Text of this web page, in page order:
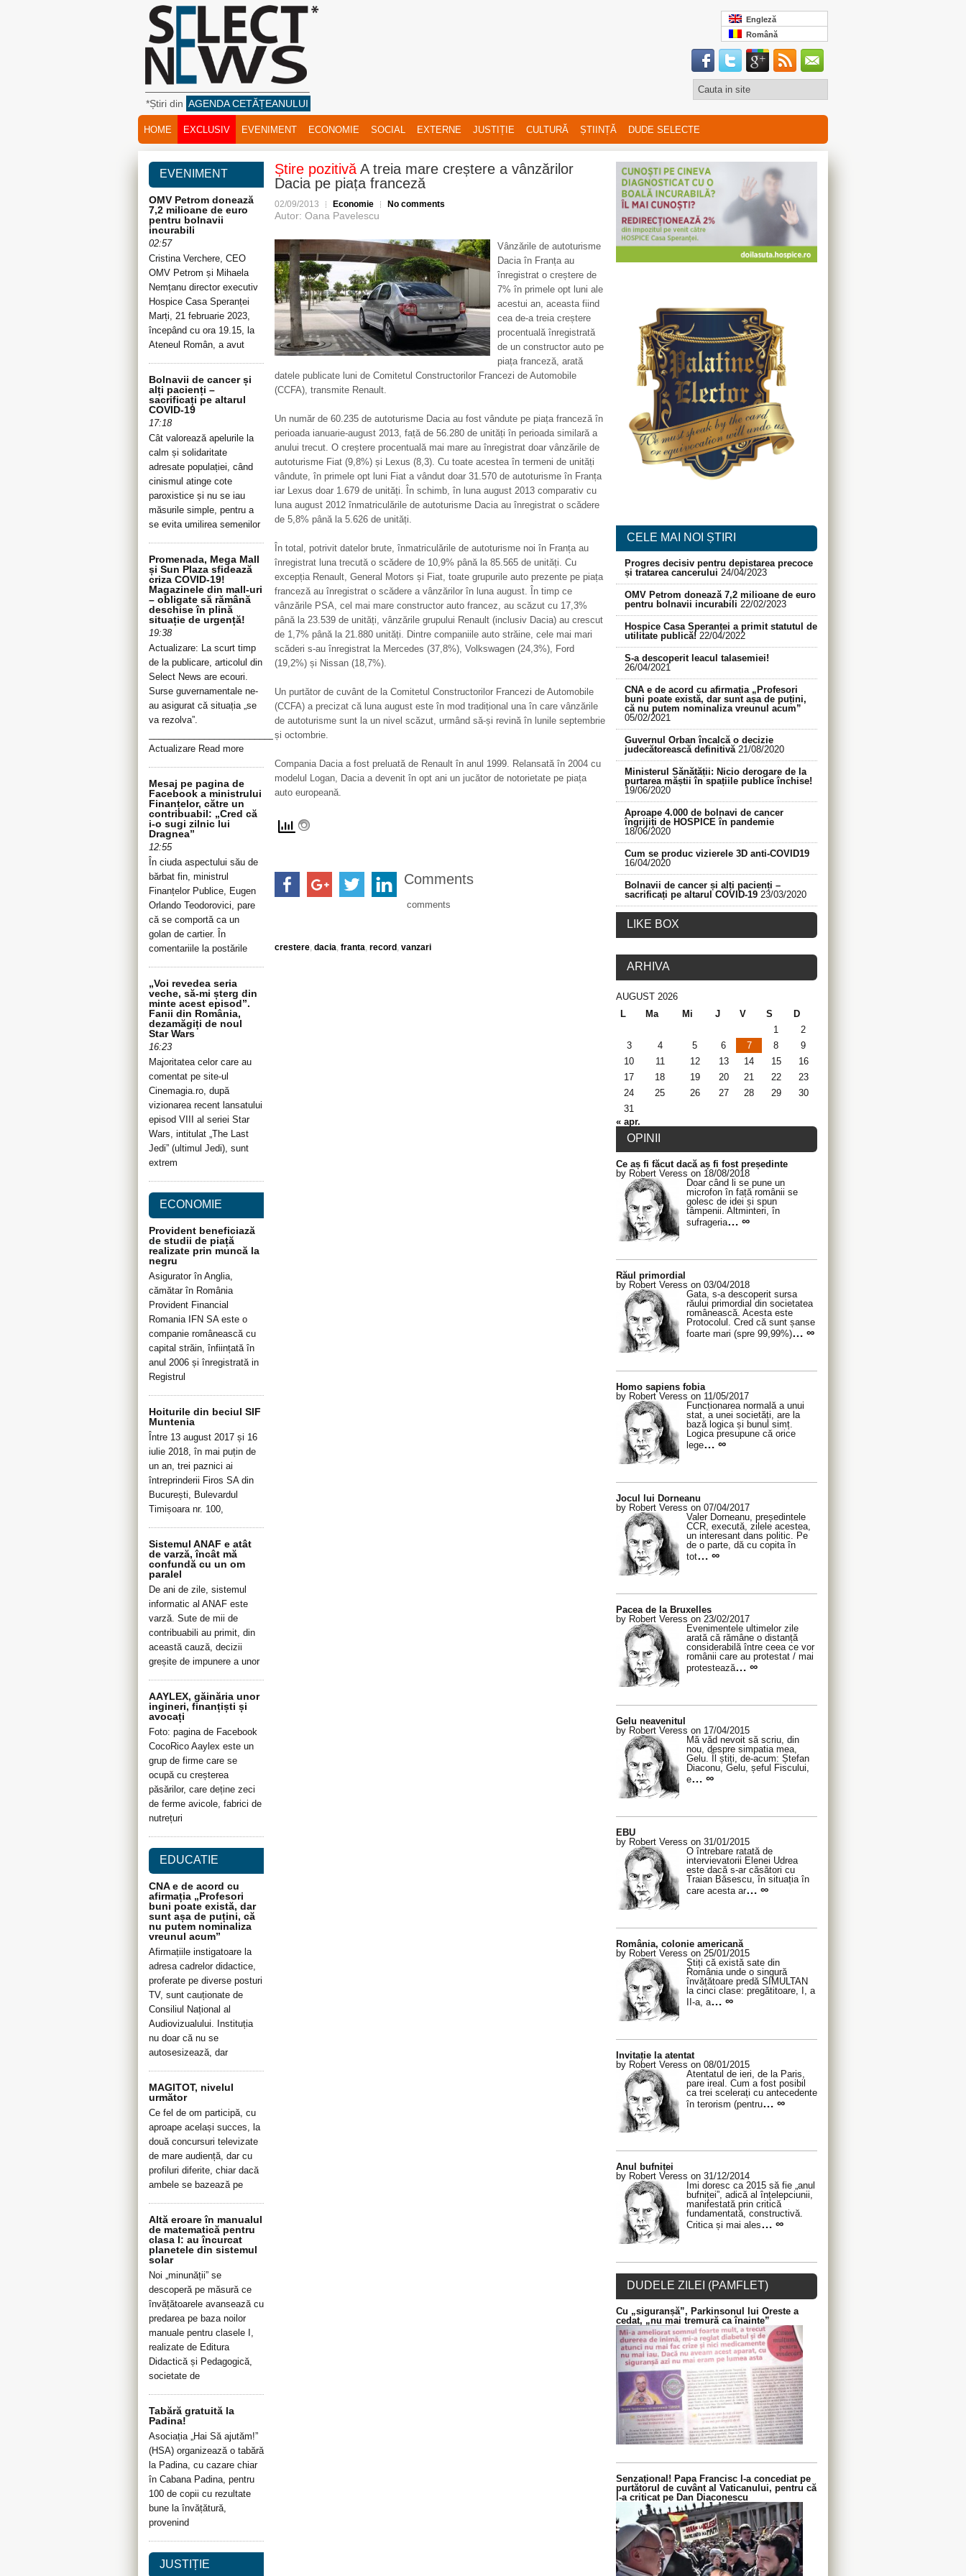
*Știri din AGENDA CETĂȚEANULUI
Engleză
Română
HOME EXCLUSIV EVENIMENT ECONOMIE SOCIAL EXTERNE JUSTIȚIE CULTURĂ ȘTIINȚĂ DUDE SELECTE
Știre pozitivă A treia mare creștere a vânzărilor
Dacia pe piața franceză
02/09/2013 Economie No comments
Autor: Oana Pavelescu
Vânzările de autoturisme
Dacia în Franța au
înregistrat o creștere de
7% în primele opt luni ale
acestui an, aceasta fiind
cea de-a treia creștere
procentuală înregistrată
de un constructor auto pe
piața franceză, arată
datele publicate luni de Comitetul Constructorilor Francezi de Automobile
(CCFA), transmite Renault.
Un număr de 60.235 de autoturisme Dacia au fost vândute pe piața franceză în
perioada ianuarie-august 2013, față de 56.280 de unități în perioada similară a
anului trecut. O creștere procentuală mai mare au înregistrat doar vânzările de
autoturisme Fiat (9,8%) și Lexus (8,3). Cu toate acestea în termeni de unități
vândute, în primele opt luni Fiat a vândut doar 31.570 de autoturisme în Franța
iar Lexus doar 1.679 de unități. În schimb, în luna august 2013 comparativ cu
luna august 2012 înmatriculările de autoturisme Dacia au înregistrat o scădere
de 5,8% până la 5.626 de unități.
În total, potrivit datelor brute, înmatriculările de autoturisme noi în Franța au
înregistrat luna trecută o scădere de 10,9% până la 85.565 de unități. Cu
excepția Renault, General Motors și Fiat, toate grupurile auto prezente pe piața
franceză au înregistrat o scădere a vânzărilor în luna august. În timp ce
vânzările PSA, cel mai mare constructor auto francez, au scăzut cu 17,3%
până la 23.539 de unități, vânzările grupului Renault (inclusiv Dacia) au crescut
de 1,7% până la 21.880 unități. Dintre companiile auto străine, cele mai mari
scăderi s-au înregistrat la Mercedes (37,8%), Volkswagen (24,3%), Ford
(19,2%) și Nissan (18,7%).
Un purtător de cuvânt de la Comitetul Constructorilor Francezi de Automobile
(CCFA) a precizat că luna august este în mod tradițional una în care vânzările
de autoturisme sunt la un nivel scăzut, urmând să-și revină în lunile septembrie
și octombrie.
Compania Dacia a fost preluată de Renault în anul 1999. Relansată în 2004 cu
modelul Logan, Dacia a devenit în opt ani un jucător de notorietate pe piața
auto europeană.
Comments
comments
crestere, dacia, franta, record , vanzari
EVENIMENT
OMV Petrom donează
7,2 milioane de euro
pentru bolnavii
incurabili
02:57
Cristina Verchere, CEO
OMV Petrom și Mihaela
Nemțanu director executiv
Hospice Casa Speranței
Marți, 21 februarie 2023,
începând cu ora 19.15, la
Ateneul Român, a avut
Bolnavii de cancer și
alți pacienți –
sacrificați pe altarul
COVID-19
17:18
Cât valorează apelurile la
calm și solidaritate
adresate populației, când
cinismul atinge cote
paroxistice și nu se iau
măsurile simple, pentru a
se evita umilirea semenilor
Promenada, Mega Mall
și Sun Plaza sfidează
criza COVID-19!
Magazinele din mall-uri
– obligate să rămână
deschise în plină
situație de urgență!
19:38
Actualizare: La scurt timp
de la publicare, articolul din
Select News are ecouri.
Surse guvernamentale ne-
au asigurat că situația „se
va rezolva”.
_____________________________________________________________________________
Actualizare Read more
Mesaj pe pagina de
Facebook a ministrului
Finanțelor, către un
contribuabil: „Cred că
i-o sugi zilnic lui
Dragnea”
12:55
În ciuda aspectului său de
bărbat fin, ministrul
Finanțelor Publice, Eugen
Orlando Teodorovici, pare
că se comportă ca un
golan de cartier. În
comentariile la postările
„Voi revedea seria
veche, să-mi șterg din
minte acest episod”.
Fanii din România,
dezamăgiți de noul
Star Wars
16:23
Majoritatea celor care au
comentat pe site-ul
Cinemagia.ro, după
vizionarea recent lansatului
episod VIII al seriei Star
Wars, intitulat „The Last
Jedi” (ultimul Jedi), sunt
extrem
ECONOMIE
Provident beneficiază
de studii de piață
realizate prin muncă la
negru
Asigurator în Anglia,
cămătar în România
Provident Financial
Romania IFN SA este o
companie românească cu
capital străin, înființată în
anul 2006 și înregistrată in
Registrul
Hoiturile din beciul SIF
Muntenia
Între 13 august 2017 și 16
iulie 2018, în mai puțin de
un an, trei paznici ai
întreprinderii Firos SA din
București, Bulevardul
Timișoara nr. 100,
Sistemul ANAF e atât
de varză, încât mă
confundă cu un om
paralel
De ani de zile, sistemul
informatic al ANAF este
varză. Sute de mii de
contribuabili au primit, din
această cauză, decizii
greșite de impunere a unor
AAYLEX, găinăria unor
ingineri, finanțiști și
avocați
Foto: pagina de Facebook
CocoRico Aaylex este un
grup de firme care se
ocupă cu creșterea
păsărilor, care deține zeci
de ferme avicole, fabrici de
nutrețuri
EDUCATIE
CNA e de acord cu
afirmația „Profesori
buni poate există, dar
sunt așa de puțini, că
nu putem nominaliza
vreunul acum”
Afirmațiile instigatoare la
adresa cadrelor didactice,
proferate pe diverse posturi
TV, sunt cauționate de
Consiliul Național al
Audiovizualului. Instituția
nu doar că nu se
autosesizează, dar
MAGITOT, nivelul
următor
Ce fel de om participă, cu
aproape același succes, la
două concursuri televizate
de mare audiență, dar cu
profiluri diferite, chiar dacă
ambele se bazează pe
Altă eroare în manualul
de matematică pentru
clasa I: au încurcat
planetele din sistemul
solar
Noi „minunății” se
descoperă pe măsură ce
învățătoarele avansează cu
predarea pe baza noilor
manuale pentru clasele I,
realizate de Editura
Didactică și Pedagogică,
societate de
Tabără gratuită la
Padina!
Asociația „Hai Să ajutăm!”
(HSA) organizează o tabără
la Padina, cu cazare chiar
în Cabana Padina, pentru
100 de copii cu rezultate
bune la învățătură,
provenind
JUSTIȚIE
CELE MAI NOI ȘTIRI
Progres decisiv pentru depistarea precoce
și tratarea cancerului 24/04/2023
OMV Petrom donează 7,2 milioane de euro
pentru bolnavii incurabili 22/02/2023
Hospice Casa Speranței a primit statutul de
utilitate publică! 22/04/2022
S-a descoperit leacul talasemiei!
26/04/2021
CNA e de acord cu afirmația „Profesori
buni poate există, dar sunt așa de puțini,
că nu putem nominaliza vreunul acum”
05/02/2021
Guvernul Orban încalcă o decizie
judecătorească definitivă 21/08/2020
Ministerul Sănătății: Nicio derogare de la
purtarea măștii în spațiile publice închise!
19/06/2020
Aproape 4.000 de bolnavi de cancer
îngrijiți de HOSPICE în pandemie
18/06/2020
Cum se produc vizierele 3D anti-COVID19
16/04/2020
Bolnavii de cancer și alți pacienți –
sacrificați pe altarul COVID-19 23/03/2020
LIKE BOX
ARHIVA
AUGUST 2026
L
Ma Mi J V S
D
1
2
3
4 5 6 7 8
9
10
11 12 13 14 15
16
17
18 19 20 21 22
23
24
25 26 27 28 29
30
31
« apr.
OPINII
Ce aș fi făcut dacă aș fi fost președinte
by Robert Veress on 18/08/2018
Doar când li se pune un
microfon în față românii se
golesc de idei și spun
tâmpenii. Altminteri, în
sufrageria… ∞
Răul primordial
by Robert Veress on 03/04/2018
Gata, s-a descoperit sursa
răului primordial din societatea
românească. Acesta este
Protocolul. Cred că sunt șanse
foarte mari (spre 99,99%)… ∞
Homo sapiens fobia
by Robert Veress on 11/05/2017
Funcționarea normală a unui
stat, a unei societăți, are la
bază logica și bunul simț.
Logica presupune că orice
lege… ∞
Jocul lui Dorneanu
by Robert Veress on 07/04/2017
Valer Dorneanu, președintele
CCR, execută, zilele acestea,
un interesant dans politic. Pe
de o parte, dă cu copita în
tot… ∞
Pacea de la Bruxelles
by Robert Veress on 23/02/2017
Evenimentele ultimelor zile
arată că rămâne o distanță
considerabilă între ceea ce vor
românii care au protestat / mai
protestează… ∞
Gelu neavenitul
by Robert Veress on 17/04/2015
Mă văd nevoit să scriu, din
nou, despre simpatia mea,
Gelu. Îl știți, de-acum: Ștefan
Diaconu, Gelu, șeful Fiscului,
e… ∞
EBU
by Robert Veress on 31/01/2015
O întrebare ratată de
intervievatorii Elenei Udrea
este dacă s-ar căsători cu
Traian Băsescu, în situația în
care acesta ar… ∞
România, colonie americană
by Robert Veress on 25/01/2015
Știți că există sate din
România unde o singură
învățătoare predă SIMULTAN
la cinci clase: pregătitoare, I, a
II-a, a… ∞
Invitație la atentat
by Robert Veress on 08/01/2015
Atentatul de ieri, de la Paris,
pare ireal. Cum a fost posibil
ca trei scelerați cu antecedente
în terorism (pentru… ∞
Anul bufniței
by Robert Veress on 31/12/2014
Îmi doresc ca 2015 să fie „anul
bufniței”, adică al înțelepciunii,
manifestată prin critică
fundamentată, constructivă.
Critica și mai ales… ∞
DUDELE ZILEI (PAMFLET)
Cu „siguranșă”, Parkinsonul lui Oreste a
cedat, „nu mai tremură ca înainte”
Senzațional! Papa Francisc l-a concediat pe
purtătorul de cuvânt al Vaticanului, pentru că
l-a criticat pe Dan Diaconescu